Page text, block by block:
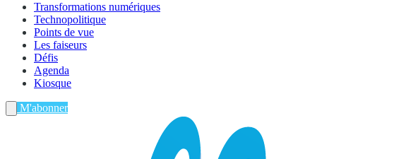
Transformations numériques
Technopolitique
Points de vue
Les faiseurs
Défis
Agenda
Kiosque
M'abonner